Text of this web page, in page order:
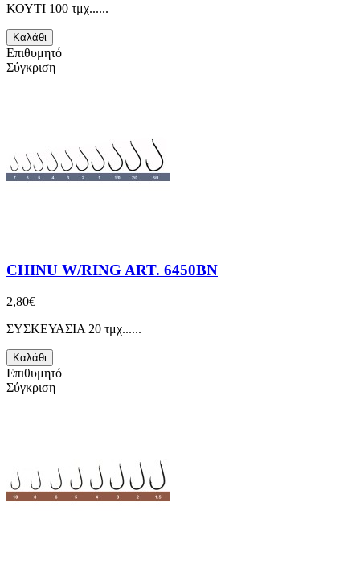
ΚΟΥΤΙ 100 τμχ......
Καλάθι
Επιθυμητό
Σύγκριση
CHINU W/RING ART. 6450BN
2,80€
ΣΥΣΚΕΥΑΣΙΑ 20 τμχ......
Καλάθι
Επιθυμητό
Σύγκριση